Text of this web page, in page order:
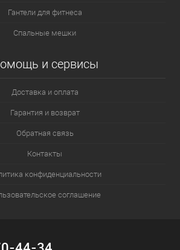
Гантели для фитнеса
Спальные мешки
и сервисы
Доставка и оплата
Гарантия и возврат
Обратная связь
Контакты
конфиденциальности
соглашение